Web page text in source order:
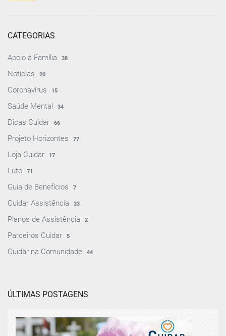
CATEGORIAS
Apoio à Família 38
Notícias 20
Coronavírus 15
Saúde Mental 34
Dicas Cuidar 66
Projeto Horizontes 77
Loja Cuidar 17
Luto 71
Guia de Benefícios 7
Cuidar Assistência 33
Planos de Assistência 2
Parceiros Cuidar 5
Cuidar na Comunidade 44
ÚLTIMAS POSTAGENS